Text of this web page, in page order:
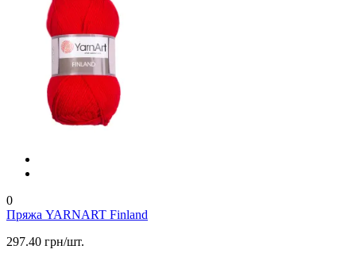
0
Пряжа YARNART Finland
297.40 грн/шт.